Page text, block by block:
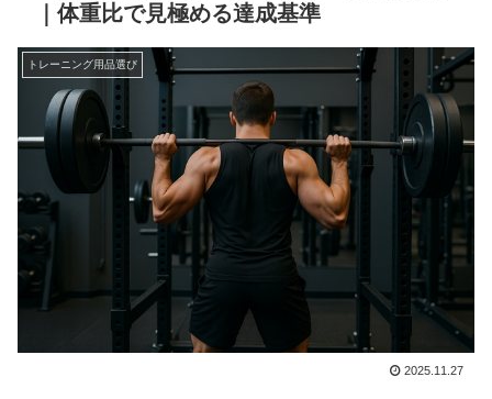
｜体重比で見極める達成基準
トレーニング用品選び
2025.11.27